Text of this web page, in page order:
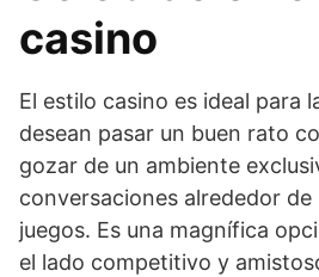
casino
El estilo casino es ideal para
desean pasar un buen rato
gozar de un ambiente
conversaciones alrededor de
juegos. Es una magnífica
el lado competitivo y